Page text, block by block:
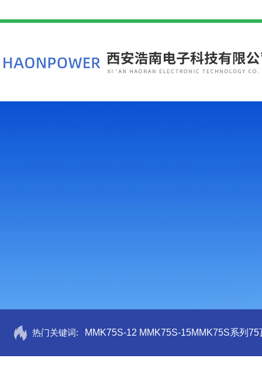
热门关键词: MMK75S-12 MMK75S-15MMK75S系列